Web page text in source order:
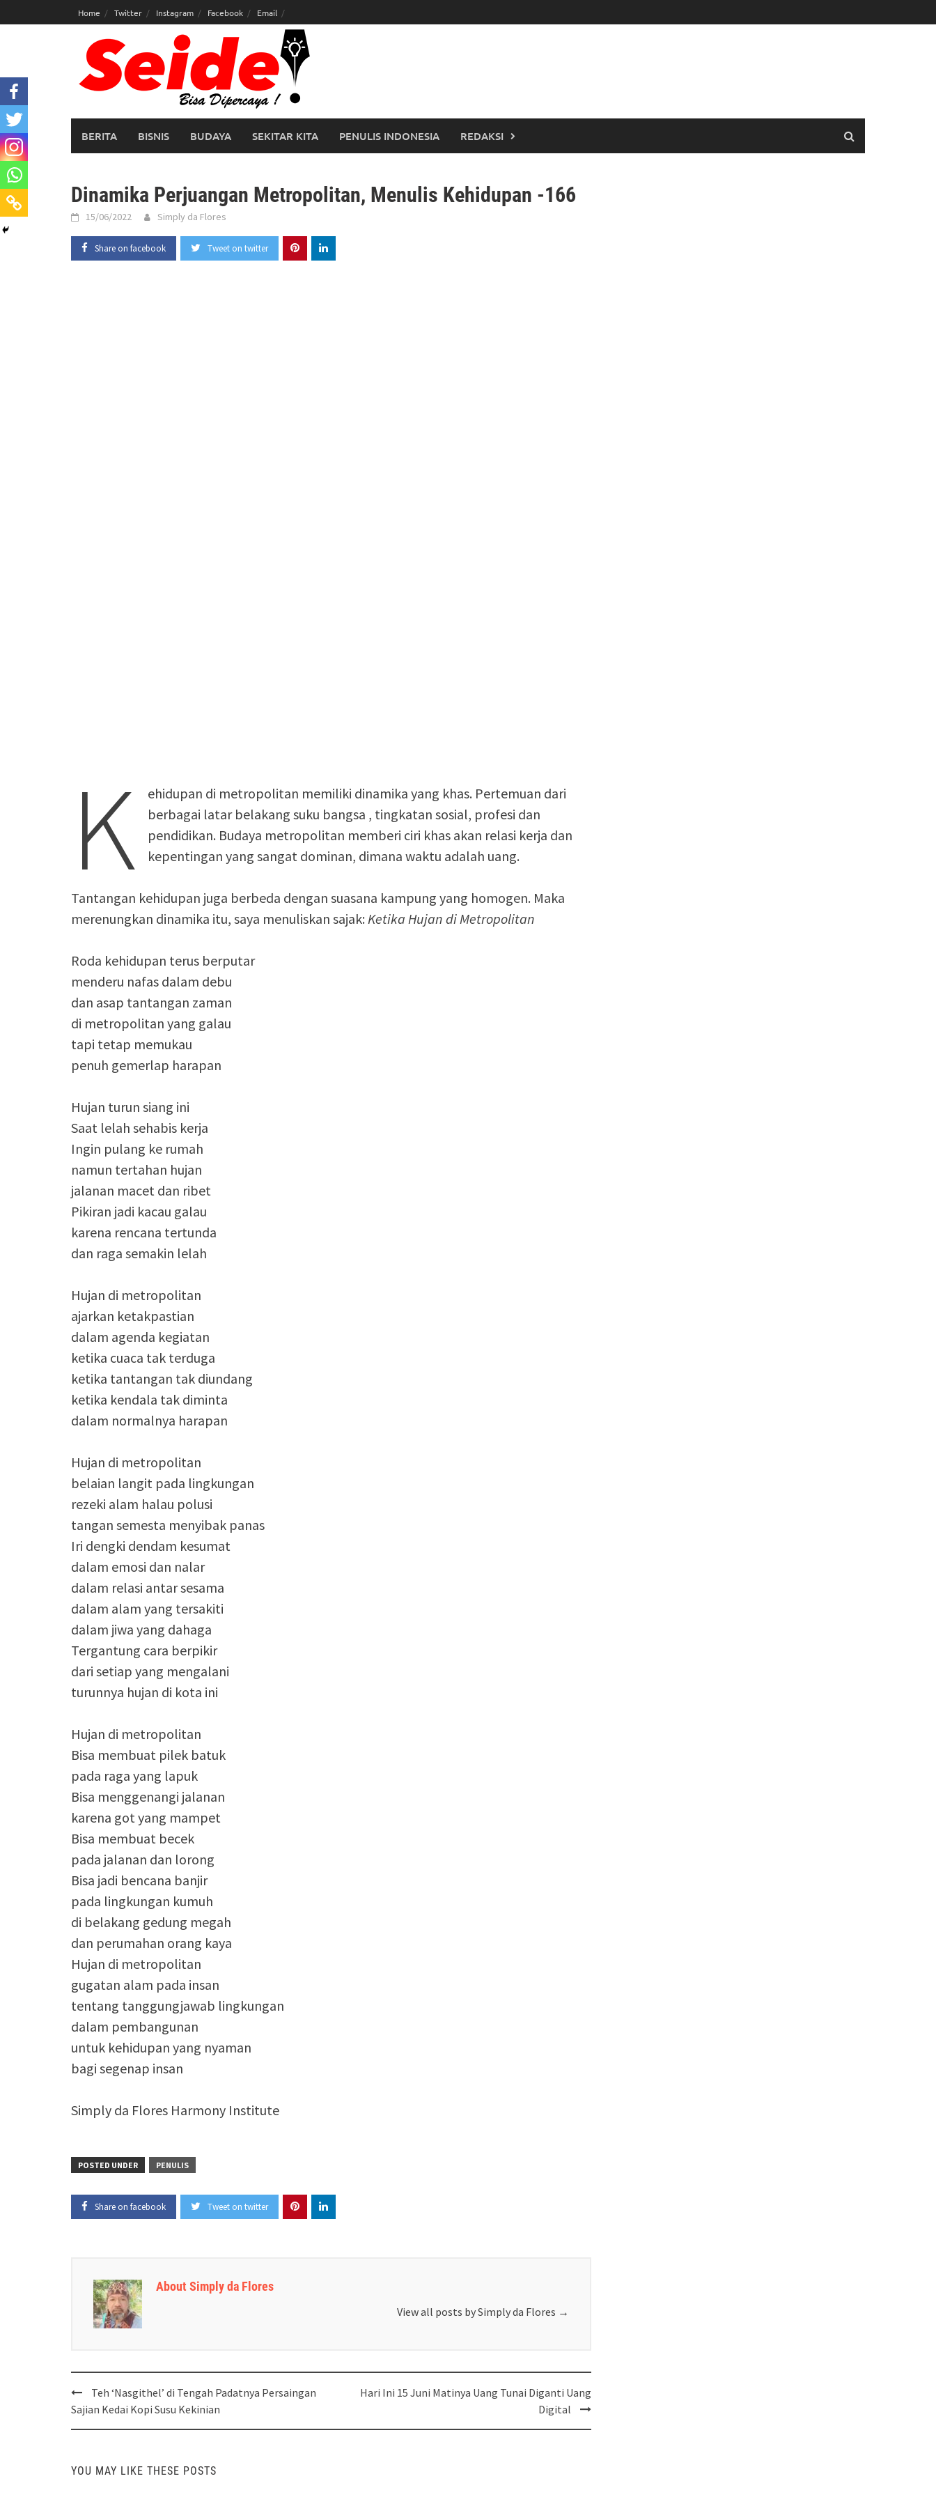
to
Home Twitter Instagram Facebook Email
BERITA BISNIS BUDAYA SEKITAR KITA PENULIS INDONESIA REDAKSI
Dinamika Perjuangan Metropolitan, Menulis Kehidupan -166
15/06/2022 Simply da Flores
Share on facebook Tweet on twitter
K
ehidupan di metropolitan memiliki dinamika yang khas. Pertemuan dari
berbagai latar belakang suku bangsa , tingkatan sosial, profesi dan
pendidikan. Budaya metropolitan memberi ciri khas akan relasi kerja dan
kepentingan yang sangat dominan, dimana waktu adalah uang.
Tantangan kehidupan juga berbeda dengan suasana kampung yang homogen. Maka
merenungkan dinamika itu, saya menuliskan sajak: Ketika Hujan di Metropolitan
Roda kehidupan terus berputar
menderu nafas dalam debu
dan asap tantangan zaman
di metropolitan yang galau
tapi tetap memukau
penuh gemerlap harapan
Hujan turun siang ini
Saat lelah sehabis kerja
Ingin pulang ke rumah
namun tertahan hujan
jalanan macet dan ribet
Pikiran jadi kacau galau
karena rencana tertunda
dan raga semakin lelah
Hujan di metropolitan
ajarkan ketakpastian
dalam agenda kegiatan
ketika cuaca tak terduga
ketika tantangan tak diundang
ketika kendala tak diminta
dalam normalnya harapan
Hujan di metropolitan
belaian langit pada lingkungan
rezeki alam halau polusi
tangan semesta menyibak panas
Iri dengki dendam kesumat
dalam emosi dan nalar
dalam relasi antar sesama
dalam alam yang tersakiti
dalam jiwa yang dahaga
Tergantung cara berpikir
dari setiap yang mengalani
turunnya hujan di kota ini
Hujan di metropolitan
Bisa membuat pilek batuk
pada raga yang lapuk
Bisa menggenangi jalanan
karena got yang mampet
Bisa membuat becek
pada jalanan dan lorong
Bisa jadi bencana banjir
pada lingkungan kumuh
di belakang gedung megah
dan perumahan orang kaya
Hujan di metropolitan
gugatan alam pada insan
tentang tanggungjawab lingkungan
dalam pembangunan
untuk kehidupan yang nyaman
bagi segenap insan
Simply da Flores Harmony Institute
POSTED UNDER PENULIS
Share on facebook Tweet on twitter
About Simply da Flores
View all posts by Simply da Flores →
Post
navigation
Teh ‘Nasgithel’ di Tengah Padatnya Persaingan
Sajian Kedai Kopi Susu Kekinian
Hari Ini 15 Juni Matinya Uang Tunai Diganti Uang
Digital
YOU MAY LIKE THESE POSTS